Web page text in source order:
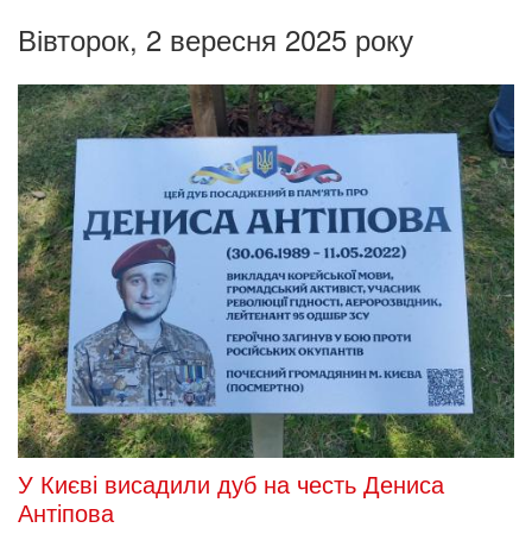
Вівторок, 2 вересня 2025 року
У Києві висадили дуб на честь Дениса
Антіпова